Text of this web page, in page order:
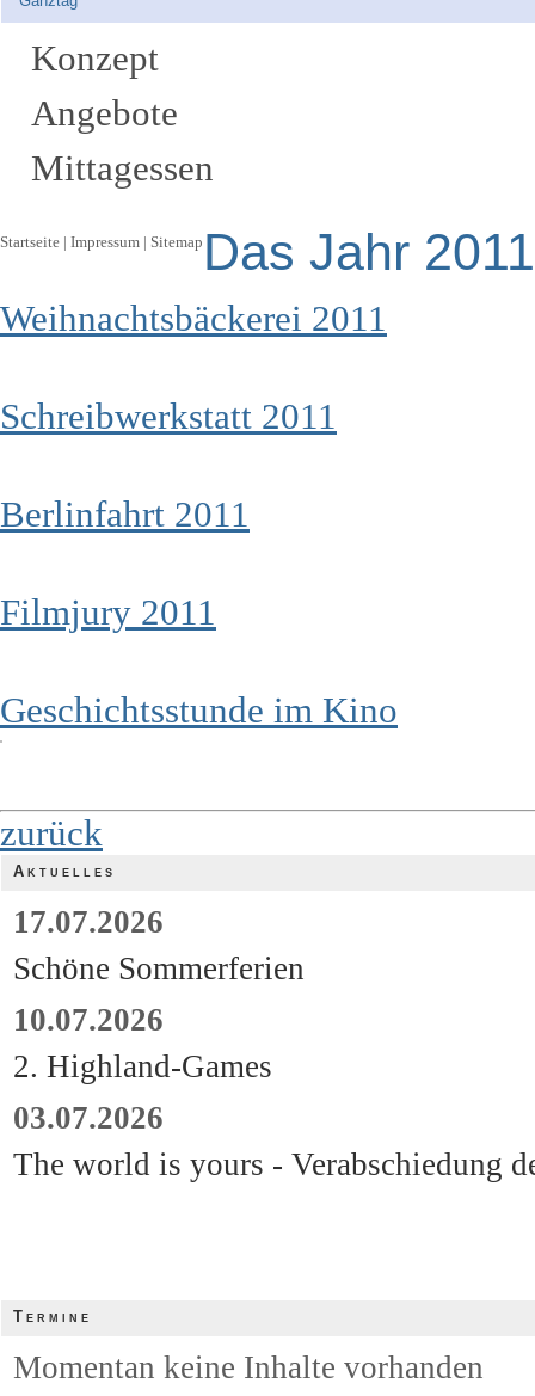
Konzept
Angebote
Mittagessen
Startseite Impressum Sitemap Das Jahr 2011
Weihnachtsbäckerei 2011
Schreibwerkstatt 2011
Berlinfahrt 2011
Filmjury 2011
Geschichtsstunde im Kino
zurück
Aktuelles
17.07.2026
Schöne Sommerferien
10.07.2026
2. Highland-Games
03.07.2026
The world is yours - Verabschiedung
Termine
Momentan keine Inhalte vorhanden